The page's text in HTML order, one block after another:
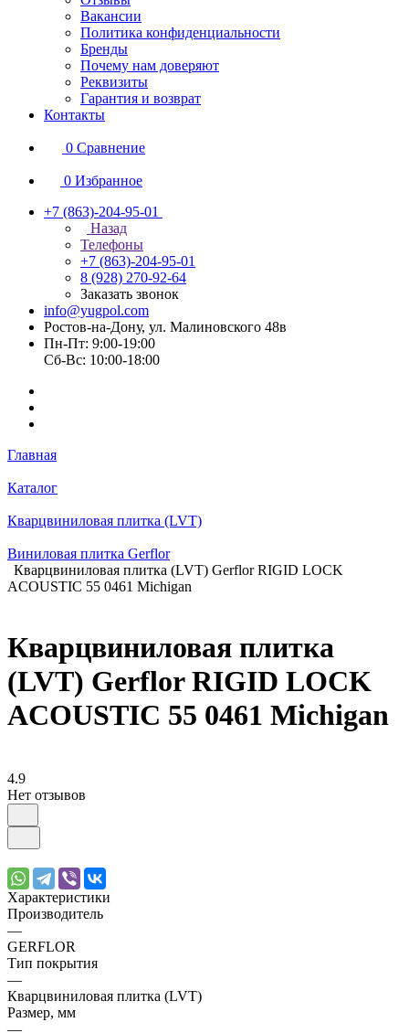
Вакансии
Политика конфиденциальности
Бренды
Почему нам доверяют
Реквизиты
Гарантия и возврат
Контакты
0 Сравнение
0 Избранное
+7 (863)-204-95-01
Назад
Телефоны
+7 (863)-204-95-01
8 (928) 270-92-64
Заказать звонок
info@yugpol.com
Ростов-на-Дону, ул. Малиновского 48в
Пн-Пт: 9:00-19:00
Cб-Вс: 10:00-18:00
Главная
Каталог
Кварцвиниловая плитка (LVT)
Виниловая плитка Gerflor
Кварцвиниловая плитка (LVT) Gerflor RIGID LOCK
ACOUSTIC 55 0461 Michigan
Кварцвиниловая плитка
(LVT) Gerflor RIGID LOCK
ACOUSTIC 55 0461 Michigan
4.9
Нет отзывов
Характеристики
Производитель
—
GERFLOR
Тип покрытия
—
Кварцвиниловая плитка (LVT)
Размер, мм
—